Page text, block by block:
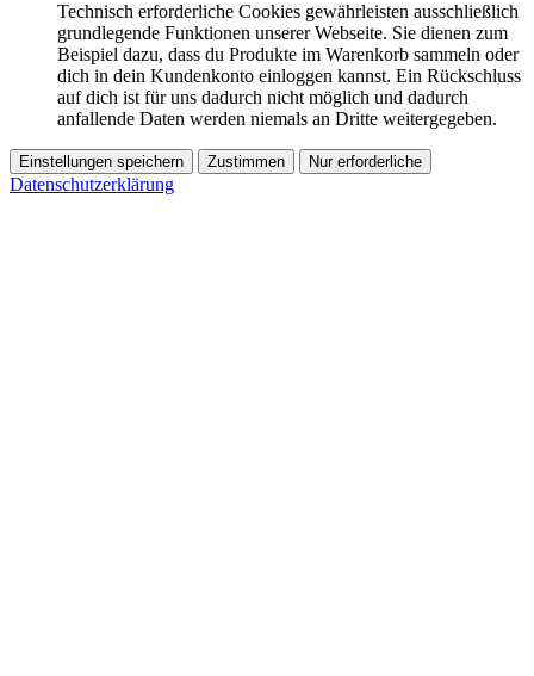
Technisch erforderliche Cookies gewährleisten ausschließlich
grundlegende Funktionen unserer Webseite. Sie dienen zum
Beispiel dazu, dass du Produkte im Warenkorb sammeln oder
dich in dein Kundenkonto einloggen kannst. Ein Rückschluss
auf dich ist für uns dadurch nicht möglich und dadurch
anfallende Daten werden niemals an Dritte weitergegeben.
Einstellungen speichern Zustimmen Nur erforderliche
Datenschutzerklärung